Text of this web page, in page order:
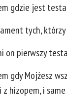
gdzie jest
tych,
on pierwszy
gdy Mojżesz
z hizopem, i